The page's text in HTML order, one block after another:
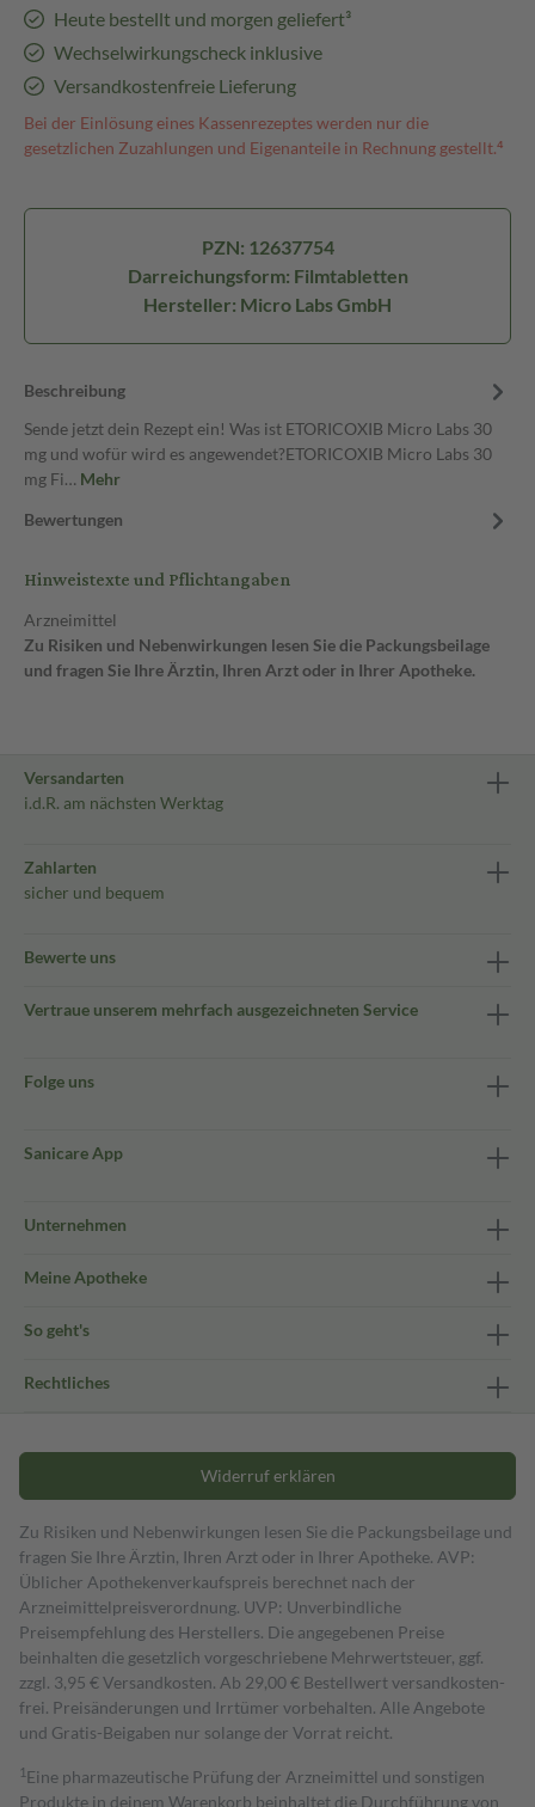
Heute bestellt und morgen geliefert³
Wechselwirkungscheck inklusive
Versandkostenfreie Lieferung
Bei der Einlösung eines Kassenrezeptes werden nur die
gesetzlichen Zuzahlungen und Eigenanteile in Rechnung gestellt.⁴
PZN: 12637754
Darreichungsform: Filmtabletten
Hersteller: Micro Labs GmbH
Beschreibung
Sende jetzt dein Rezept ein! Was ist ETORICOXIB Micro Labs 30
mg und wofür wird es angewendet?ETORICOXIB Micro Labs 30
mg Fi… Mehr
Bewertungen
Hinweistexte und Pflichtangaben
Arzneimittel
Zu Risiken und Nebenwirkungen lesen Sie die Packungsbeilage
und fragen Sie Ihre Ärztin, Ihren Arzt oder in Ihrer Apotheke.
Versandarten
i.d.R. am nächsten Werktag
Zahlarten
sicher und bequem
Bewerte uns
Vertraue unserem mehrfach ausgezeichneten Service
Folge uns
Sanicare App
Unternehmen
Meine Apotheke
So geht's
Rechtliches
Widerruf erklären
Zu Risiken und Nebenwirkungen lesen Sie die Packungsbeilage und
fragen Sie Ihre Ärztin, Ihren Arzt oder in Ihrer Apotheke. AVP:
Üblicher Apothekenverkaufspreis berechnet nach der
Arzneimittelpreisverordnung. UVP: Unverbindliche
Preisempfehlung des Herstellers. Die angegebenen Preise
beinhalten die gesetzlich vorgeschriebene Mehrwertsteuer, ggf.
zzgl. 3,95 € Versandkosten. Ab 29,00 € Bestell­wert versand­kosten­
frei. Preisänderungen und Irrtümer vorbehalten. Alle Angebote
und Gratis-Beigaben nur solange der Vorrat reicht.
1 Eine pharmazeutische Prüfung der Arzneimittel und sonstigen
Produkte in deinem Warenkorb beinhaltet die Durchführung von